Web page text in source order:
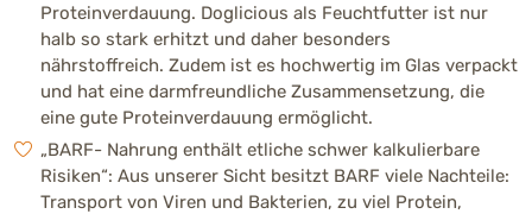
Proteinverdauung. Doglicious als Feuchtfutter ist nur
halb so stark erhitzt und daher besonders
nährstoffreich. Zudem ist es hochwertig im Glas verpackt
und hat eine darmfreundliche Zusammensetzung, die
eine gute Proteinverdauung ermöglicht.
„BARF- Nahrung enthält etliche schwer kalkulierbare
Risiken“: Aus unserer Sicht besitzt BARF viele Nachteile:
Transport von Viren und Bakterien, zu viel Protein,